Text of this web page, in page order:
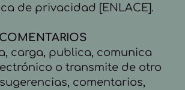
de privacidad [ENLACE].
carga, publica, comunica
o transmite de otro
comentarios,